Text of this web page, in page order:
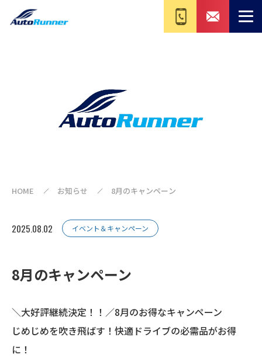
HOME お知らせ 8月のキャンペーン
2025.08.02 イベント＆キャンペーン
8月のキャンペーン
＼大好評継続決定！！／8月のお得なキャンペーン
じめじめを吹き飛ばす！快適ドライブの必需品がお得
に！